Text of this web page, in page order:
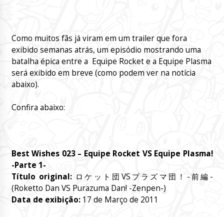
Como muitos fãs já viram em um trailer que fora
exibido semanas atrás, um episódio mostrando uma
batalha épica entre a Equipe Rocket e a Equipe Plasma
será exibido em breve (como podem ver na notícia
abaixo).
Confira abaixo:
Best Wishes 023 – Equipe Rocket VS Equipe Plasma!
-Parte 1-
Título original: ロケット団VSプラズマ団！-前編-
(Roketto Dan VS Purazuma Dan! -Zenpen-)
Data de exibição: 17 de Março de 2011